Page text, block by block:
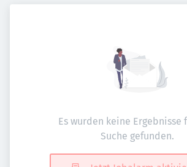
Es wurden keine Ergebnisse
Suche gefunden.